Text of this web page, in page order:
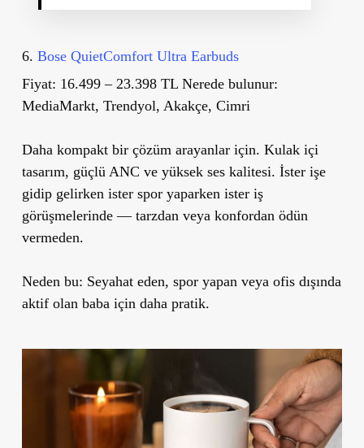
6. Bose QuietComfort Ultra Earbuds
Fiyat: 16.499 – 23.398 TL Nerede bulunur:
MediaMarkt, Trendyol, Akakçe, Cimri
Daha kompakt bir çözüm arayanlar için. Kulak içi
tasarım, güçlü ANC ve yüksek ses kalitesi. İster işe
gidip gelirken ister spor yaparken ister iş
görüşmelerinde — tarzdan veya konfordan ödün
vermeden.
Neden bu: Seyahat eden, spor yapan veya ofis dışında
aktif olan baba için daha pratik.